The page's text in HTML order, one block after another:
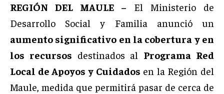
REGIÓN DEL MAULE – El Ministerio de
Desarrollo Social y Familia anunció un
aumento significativo en la cobertura y en
los recursos destinados al Programa Red
Local de Apoyos y Cuidados en la Región del
Maule, medida que permitirá pasar de cerca de